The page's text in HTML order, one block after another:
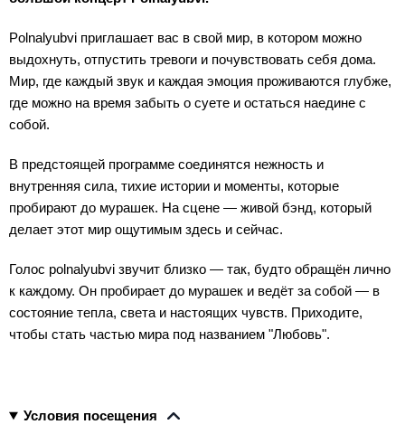
Polnalyubvi приглашает вас в свой мир, в котором можно
выдохнуть, отпустить тревоги и почувствовать себя дома.
Мир, где каждый звук и каждая эмоция проживаются глубже,
где можно на время забыть о суете и остаться наедине с
собой.
В предстоящей программе соединятся нежность и
внутренняя сила, тихие истории и моменты, которые
пробирают до мурашек. На сцене — живой бэнд, который
делает этот мир ощутимым здесь и сейчас.
Голос polnalyubvi звучит близко — так, будто обращён лично
к каждому. Он пробирает до мурашек и ведёт за собой — в
состояние тепла, света и настоящих чувств. Приходите,
чтобы стать частью мира под названием "Любовь".
Условия посещения